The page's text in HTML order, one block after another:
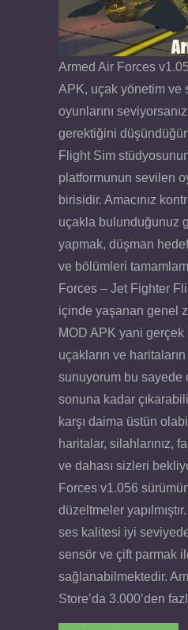
Armed Air Forces
APK, uçak yönetim ve
oyunlarını
gerektiğini düşündüğüm
Flight Sim
platformunun sevilen
birisidir. Amacınız
uçakla bulunduğunuz
yapmak, düşman
ve bölümleri
Forces – Jet Fighter
içinde yaşanan genel
MOD APK yani gerçek
uçakların ve
sunuyorum bu sayede
sonuna kadar
karşı daima üstün
haritalar, silahlarınız,
ve dahası sizleri
Forces v1.056
düzeltmeler
ses kalitesi iyi
sensör ve çift parmak
sağlanabilmektedir.
Store’da 3.000’den